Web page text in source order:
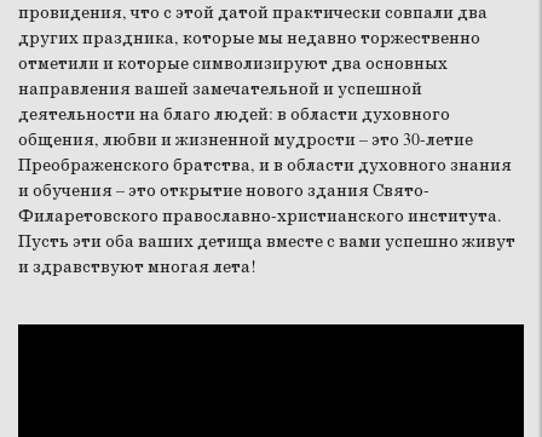
провидения, что с этой датой практически совпали два
других праздника, которые мы недавно торжественно
отметили и которые символизируют два основных
направления вашей замечательной и успешной
деятельности на благо людей: в области духовного
общения, любви и жизненной мудрости – это 30-летие
Преображенского братства, и в области духовного знания
и обучения – это открытие нового здания Свято-
Филаретовского православно-христианского института.
Пусть эти оба ваших детища вместе с вами успешно живут
и здравствуют многая лета!